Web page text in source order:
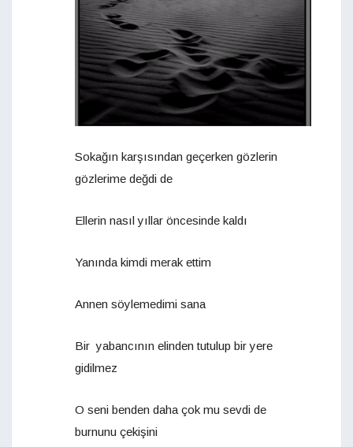
Sokağın karşısından geçerken gözlerin
gözlerime değdi de
Ellerin nasıl yıllar öncesinde kaldı
Yanında kimdi merak ettim
Annen söylemedimi sana
Bir yabancının elinden tutulup bir yere
gidilmez
O seni benden daha çok mu sevdi de
burnunu çekişini